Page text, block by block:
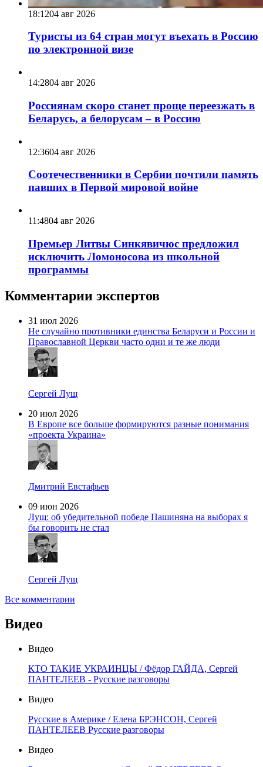
18:1204 авг 2026
Туристы из 64 стран могут въехать в Россию
по электронной визе
14:2804 авг 2026
Россиянам скоро станет проще переезжать в
Беларусь, а белорусам – в Россию
12:3604 авг 2026
Соотечественники в Сербии почтили память
павших в Первой мировой войне
11:4804 авг 2026
Премьер Литвы Синкявичюс предложил
исключить Ломоносова из школьной
программы
Комментарии экспертов
31 июл 2026
Не случайно противники единства Беларуси и России и
Православной Церкви часто одни и те же люди
Сергей Лущ
20 июл 2026
В Европе все больше формируются разные понимания
«проекта Украина»
Дмитрий Евстафьев
09 июн 2026
Лущ: об убедительной победе Пашиняна на выборах я
бы говорить не стал
Сергей Лущ
Все комментарии
Видео
Видео
КТО ТАКИЕ УКРАИНЦЫ / Фёдор ГАЙДА, Сергей
ПАНТЕЛЕЕВ - Русские разговоры
Видео
Русские в Америке / Елена БРЭНСОН, Сергей
ПАНТЕЛЕЕВ Русские разговоры
Видео